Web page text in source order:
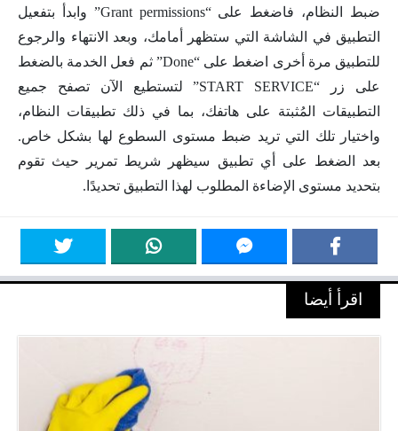
ضبط النظام، فاضغط على “Grant permissions” وابدأ بتفعيل
التطبيق في الشاشة التي ستظهر أمامك، وبعد الانتهاء والرجوع
للتطبيق مرة أخرى اضغط على “Done” ثم فعل الخدمة بالضغط
على زر “START SERVICE” لتستطيع الآن تصفح جميع
التطبيقات المُثبتة على هاتفك، بما في ذلك تطبيقات النظام،
واختيار تلك التي تريد ضبط مستوى السطوع لها بشكل خاص.
بعد الضغط على أي تطبيق سيظهر شريط تمرير حيث تقوم
بتحديد مستوى الإضاءة المطلوب لهذا التطبيق تحديدًا.
اقرأ أيضا